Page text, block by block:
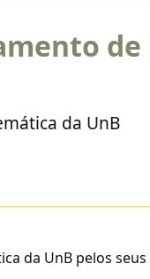
da UnB
da UnB pelos